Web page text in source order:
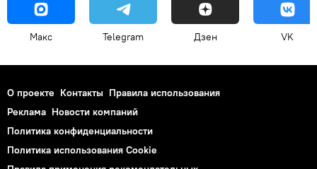
Макс Telegram Дзен VK
О проекте Контакты Правила использования
Реклама Новости компаний
Политика конфиденциальности
Политика использования Cookie